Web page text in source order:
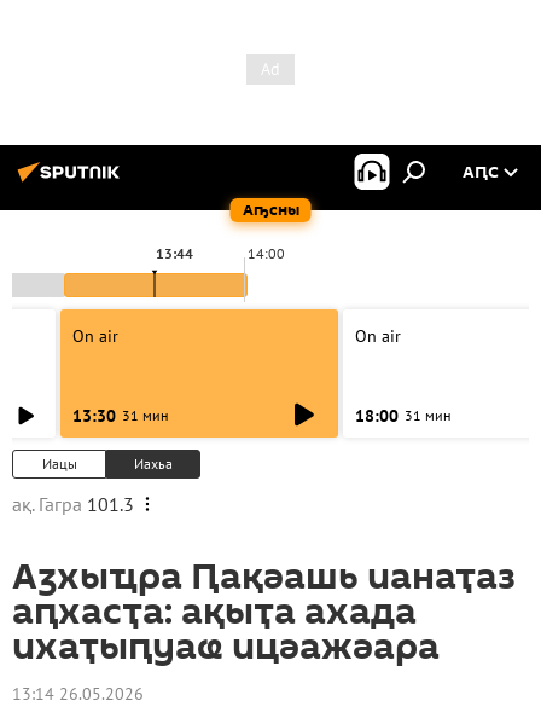
Аҧсны
АԤС
14:00
13:44
On air
13:30 31 мин
On air
18:00 31 мин
Иацы Иахьа
ақ. Гагра 101.3
Аӡхыҵра Ԥақәашь ианаҭаз
аԥхасҭа: ақыҭа ахада
ихаҭыԥуаҩ ицәажәара
13:14 26.05.2026